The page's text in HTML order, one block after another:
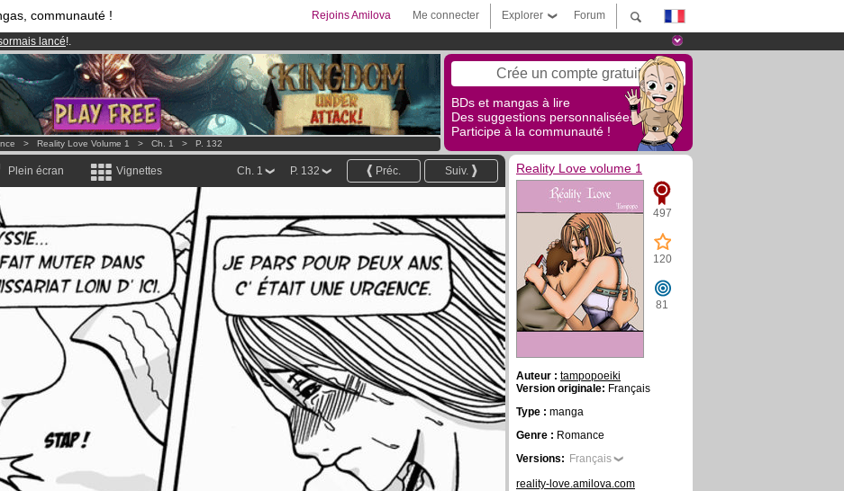
communauté ! Forum
Explorer
Me connecter
Rejoins Amilova
lancé!.
de3.95 eurospar mois !Clique ici pour t'abonner
BDs & Mangas! Crée un compte gratuit
BDs et mangas à lire
Des suggestions personnalisées !
Participe à la communauté !
> Reality Love Volume 1 > Ch. 1 > P. 132
Plein écran Vignettes Suiv.
Préc.
P. 132
Ch. 1 Reality Love volume 1
497
120
81
Auteur : tampopoeiki
Version originale: Français
Type : manga
Genre : Romance
Versions: Français
reality-love.amilova.com